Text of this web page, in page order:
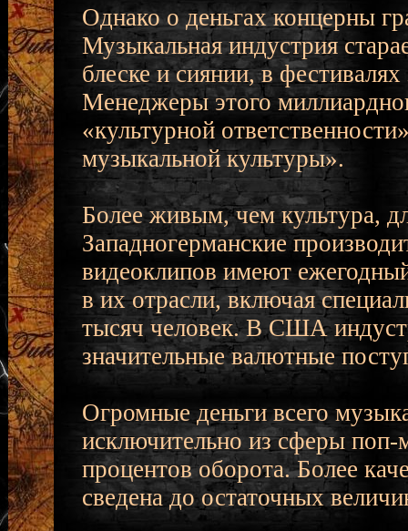
Однако о деньгах концерны
Музыкальная индустрия
блеске и сиянии, в
Менеджеры этого
«культурной
музыкальной культуры».
Более живым, чем культура,
Западногерманские
видеоклипов имеют
в их отрасли, включая
тысяч человек. В США
значительные валютные
Огромные деньги всего
исключительно из сферы
процентов оборота. Более
сведена до остаточных